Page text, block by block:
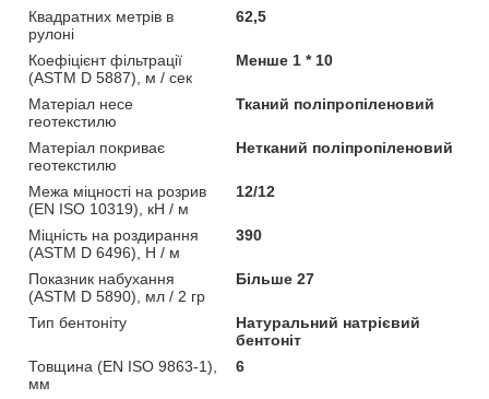
Квадратних метрів в
рулоні
62,5
Коефіцієнт фільтрації
(ASTM D 5887), м / сек
Менше 1 * 10
Матеріал несе
геотекстилю
Тканий поліпропіленовий
Матеріал покриває
геотекстилю
Нетканий поліпропіленовий
Межа міцності на розрив
(EN ISO 10319), кН / м
12/12
Міцність на роздирання
(ASTM D 6496), Н / м
390
Показник набухання
(ASTM D 5890), мл / 2 гр
Більше 27
Тип бентоніту
Натуральний натрієвий
бентоніт
Товщина (EN ISO 9863-1),
мм
6